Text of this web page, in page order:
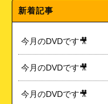
新着記事
今月のDVDです🎥
今月のDVDです🎥
今月のDVDです🎥